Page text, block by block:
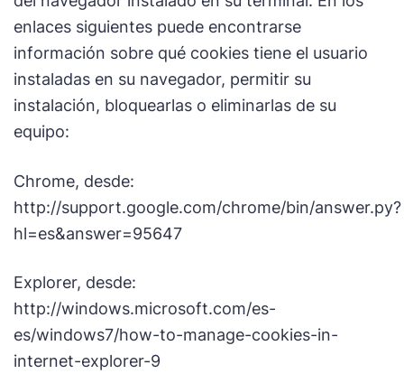
enlaces siguientes puede encontrarse
información sobre qué cookies tiene el usuario
instaladas en su navegador, permitir su
instalación, bloquearlas o eliminarlas de su
equipo:
Chrome, desde:
http://support.google.com/chrome/bin/answer.py?
hl=es&answer=95647
Explorer, desde:
http://windows.microsoft.com/es-
es/windows7/how-to-manage-cookies-in-
internet-explorer-9